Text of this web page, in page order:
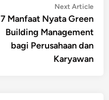
Next Article
7 Manfaat Nyata Green
Building Management
bagi Perusahaan dan
Karyawan